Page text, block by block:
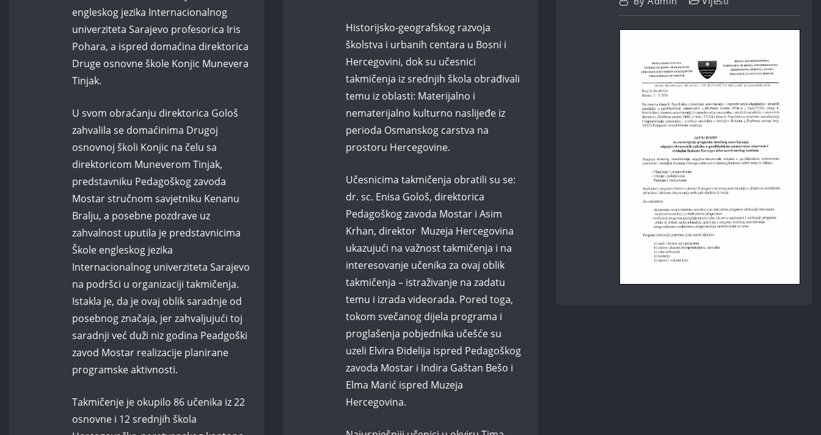
engleskog jezika Internacionalnog
univerziteta Sarajevo profesorica Iris
Pohara, a ispred domaćina direktorica
Druge osnovne škole Konjic Munevera
Tinjak.
U svom obraćanju direktorica Gološ
zahvalila se domaćinima Drugoj
osnovnoj školi Konjic na čelu sa
direktoricom Muneverom Tinjak,
predstavniku Pedagoškog zavoda
Mostar stručnom savjetniku Kenanu
Bralju, a posebne pozdrave uz
zahvalnost uputila je predstavnicima
Škole engleskog jezika
Internacionalnog univerziteta Sarajevo
na podršci u organizaciji takmičenja.
Istakla je, da je ovaj oblik saradnje od
posebnog značaja, jer zahvaljujući toj
saradnji već duži niz godina Peadgoški
zavod Mostar realizacije planirane
programske aktivnosti.
Takmičenje je okupilo 86 učenika iz 22
osnovne i 12 srednjih škola
Historijsko‑geografskog razvoja
školstva i urbanih centara u Bosni i
Hercegovini, dok su učesnici
takmičenja iz srednjih škola obrađivali
temu iz oblasti: Materijalno i
nematerijalno kulturno naslijeđe iz
perioda Osmanskog carstva na
prostoru Hercegovine.
Učesnicima takmičenja obratili su se:
dr. sc. Enisa Gološ, direktorica
Pedagoškog zavoda Mostar i Asim
Krhan, direktor Muzeja Hercegovina
ukazujući na važnost takmičenja i na
interesovanje učenika za ovaj oblik
takmičenja – istraživanje na zadatu
temu i izrada videorada. Pored toga,
tokom svečanog dijela programa i
proglašenja pobjednika učešće su
uzeli Elvira Đidelija ispred Pedagoškog
zavoda Mostar i Indira Gaštan Bešo i
Elma Marić ispred Muzeja
Hercegovina.